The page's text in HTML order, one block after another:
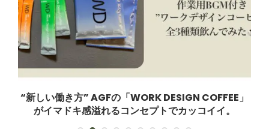
“新しい働き方” AGFの「WORK DESIGN COFFEE」
がイマドキ感溢れるコンセプトでカッコイイ。